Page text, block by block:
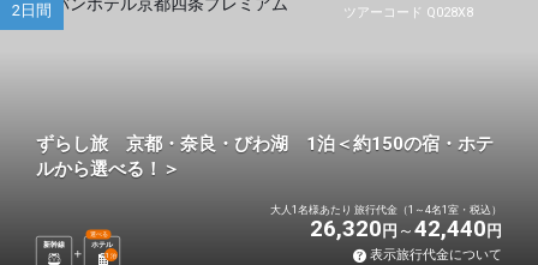
ツアーコード Q028X8
2日間
ずらし旅 京都・奈良・びわ湖 1泊＜約150の宿・ホテ
ルから選べる！＞
新幹線 ホテル
選べる
1 泊
大人1名様あたり 旅行代金（1～4名1室・税込）
26,320 円 42,440 円
表示旅行代金について